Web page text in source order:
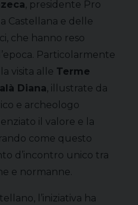
, presidente Pro
Castellana e delle
che hanno reso
Particolarmente
visita alle Terme
Diana, illustrate da
e archeologo
il valore e la
come questo
d’incontro unico tra
e normanne.
l’iniziativa ha